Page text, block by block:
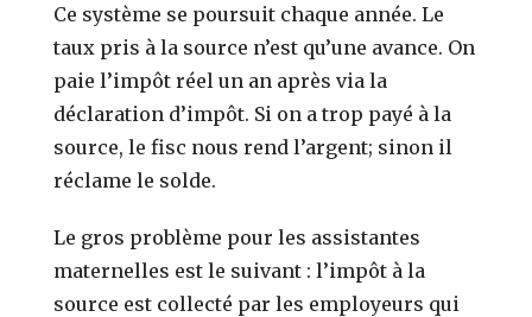
Ce système se poursuit chaque année. Le
taux pris à la source n’est qu’une avance. On
paie l’impôt réel un an après via la
déclaration d’impôt. Si on a trop payé à la
source, le fisc nous rend l’argent; sinon il
réclame le solde.
Le gros problème pour les assistantes
maternelles est le suivant : l’impôt à la
source est collecté par les employeurs qui